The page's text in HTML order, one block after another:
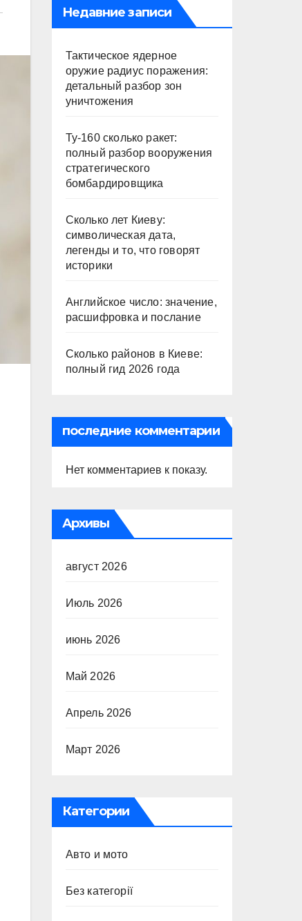
Недавние записи
Тактическое ядерное
оружие радиус поражения:
детальный разбор зон
уничтожения
Ту-160 сколько ракет:
полный разбор вооружения
стратегического
бомбардировщика
Сколько лет Киеву:
символическая дата,
легенды и то, что говорят
историки
Английское число: значение,
расшифровка и послание
Сколько районов в Киеве:
полный гид 2026 года
последние комментарии
Нет комментариев к показу.
Архивы
август 2026
Июль 2026
июнь 2026
Май 2026
Апрель 2026
Март 2026
Категории
Авто и мото
Без категорії